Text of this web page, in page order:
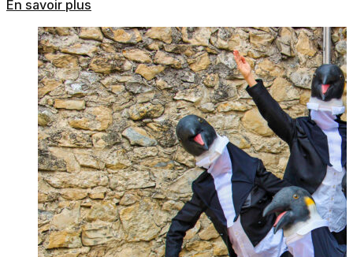
En savoir plus